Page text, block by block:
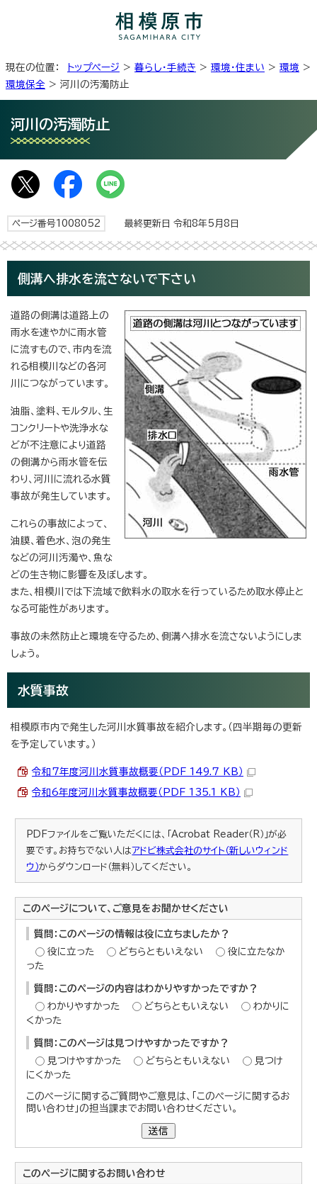
現在の位置： トップページ > 暮らし・手続き > 環境・住まい > 環境 >
環境保全 > 河川の汚濁防止
河川の汚濁防止
ページ番号1008052 最終更新日 令和8年5月8日
側溝へ排水を流さないで下さい
道路の側溝は道路上の
雨水を速やかに雨水管
に流すもので、市内を流
れる相模川などの各河
川につながっています。
油脂、塗料、モルタル、生
コンクリートや洗浄水な
どが不注意により道路
の側溝から雨水管を伝
わり、河川に流れる水質
事故が発生しています。
これらの事故によって、
油膜、着色水、泡の発生
などの河川汚濁や、魚な
どの生き物に影響を及ぼします。
また、相模川では下流域で飲料水の取水を行っているため取水停止と
なる可能性があります。
事故の未然防止と環境を守るため、側溝へ排水を流さないようにしま
しょう。
水質事故
相模原市内で発生した河川水質事故を紹介します。（四半期毎の更新
を予定しています。）
令和7年度河川水質事故概要（PDF 149.7 KB）
令和6年度河川水質事故概要（PDF 135.1 KB）
PDFファイルをご覧いただくには、「Acrobat Reader（R）」が必
要です。お持ちでない人はアドビ株式会社のサイト（新しいウィンド
ウ）からダウンロード（無料）してください。
このページについて、ご意見をお聞かせください
質問：このページの情報は役に立ちましたか？
役に立った
どちらともいえない
役に立たなか
った
質問：このページの内容はわかりやすかったですか？
わかりやすかった
どちらともいえない
わかりに
くかった
質問：このページは見つけやすかったですか？
見つけやすかった
どちらともいえない
見つけ
にくかった
このページに関するご質問やご意見は、「このページに関するお
問い合わせ」の担当課までお問い合わせください。
送信
このページに関するお問い合わせ